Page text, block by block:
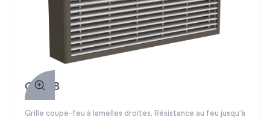
GICF B
Grille coupe-feu à lamelles droites. Résistance au feu jusqu'à